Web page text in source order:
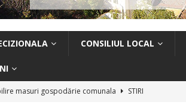
CONSILIUL LOCAL
masuri gospodărie comunala
STIRI